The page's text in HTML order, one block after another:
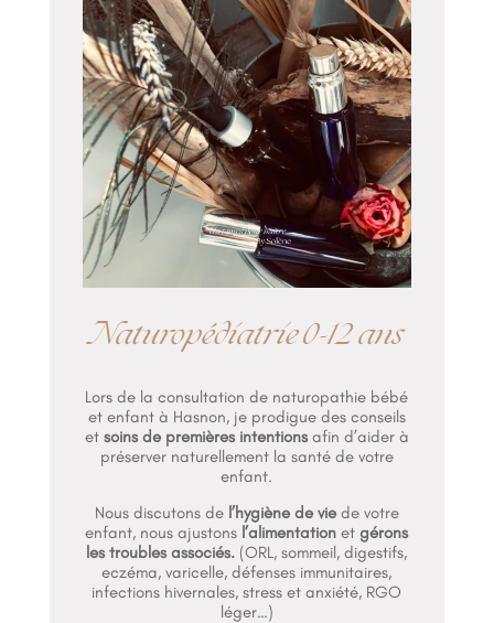
Naturopédiatrie 0-12 ans
Lors de la consultation de naturopathie bébé
et enfant à Hasnon, je prodigue des conseils
et soins de premières intentions afin d’aider à
préserver naturellement la santé de votre
enfant.
Nous discutons de l’hygiène de vie de votre
enfant, nous ajustons l’alimentation et gérons
les troubles associés. (ORL, sommeil, digestifs,
eczéma, varicelle, défenses immunitaires,
infections hivernales, stress et anxiété, RGO
léger…)